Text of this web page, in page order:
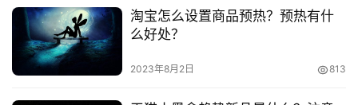
淘宝怎么设置商品预热？预热有什
么好处？
2023年8月2日 813